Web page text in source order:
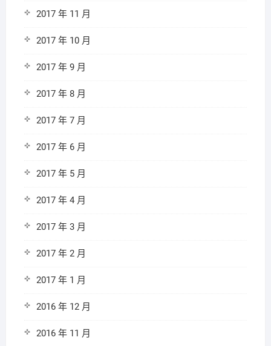
2017 年 11 月
2017 年 10 月
2017 年 9 月
2017 年 8 月
2017 年 7 月
2017 年 6 月
2017 年 5 月
2017 年 4 月
2017 年 3 月
2017 年 2 月
2017 年 1 月
2016 年 12 月
2016 年 11 月